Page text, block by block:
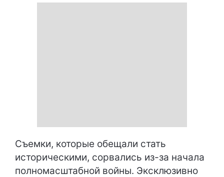
Съемки, которые обещали стать
историческими, сорвались из-за начала
полномасштабной войны. Эксклюзивно